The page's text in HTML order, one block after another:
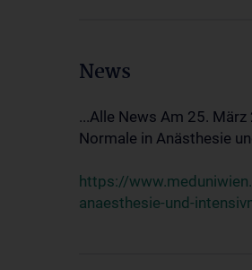
News
...Alle News Am 25.
Normale in Anästhesie
https://
anaesthesie-und-